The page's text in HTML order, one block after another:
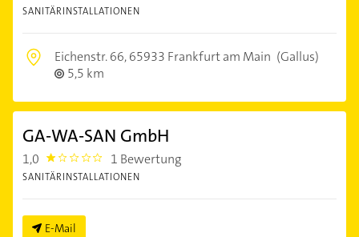
SANITÄRINSTALLATIONEN
Eichenstr. 66,65933 Frankfurt am Main (Gallus)
5,5 km
GA-WA-SAN GmbH
1,0 1.0 1 Bewertung
SANITÄRINSTALLATIONEN
E-Mail